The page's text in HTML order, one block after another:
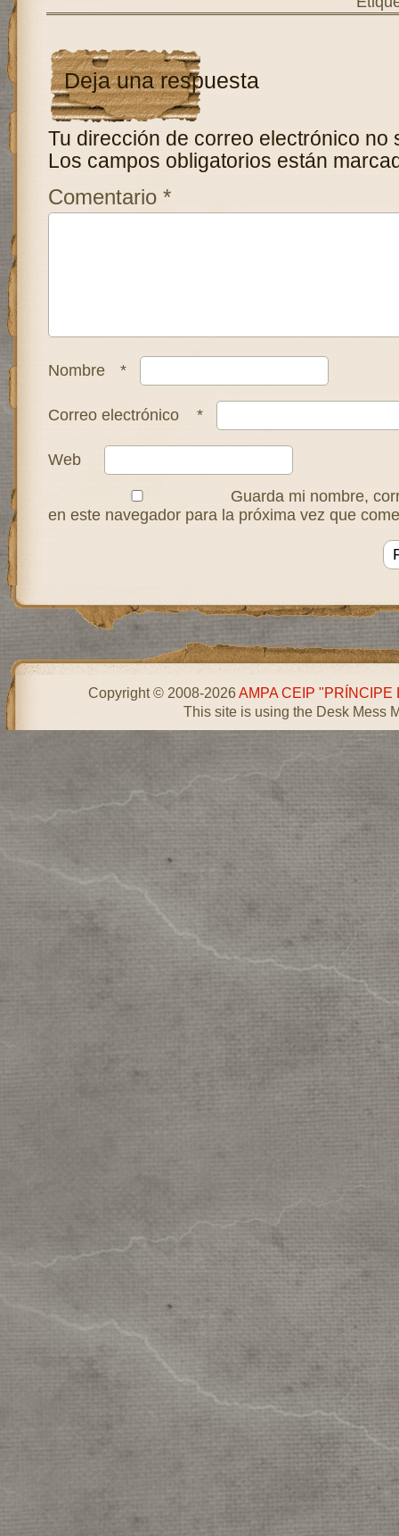
Deja una respuesta
Tu dirección de correo electrónico no
Los campos obligatorios están
Comentario *
Nombre *
Correo electrónico *
Web
Guarda mi nombre,
en este navegador para la próxima vez que
Copyright © 2008-2026AMPA CEIP "PRÍNCIPE
This site is using the Desk Mess